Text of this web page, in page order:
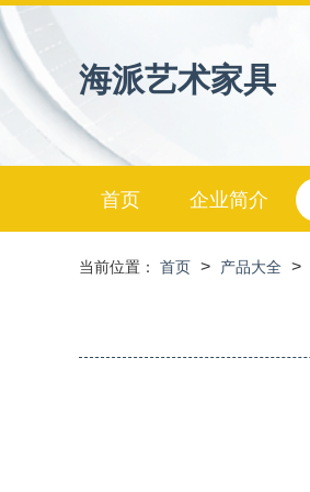
海派艺术家具
首页 企业简介
当前位置： 首页 > 产品大全 >